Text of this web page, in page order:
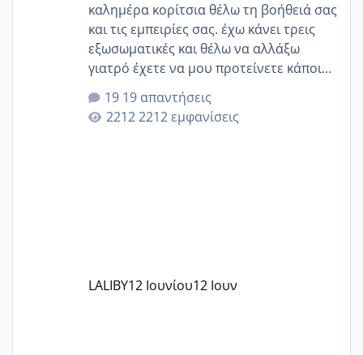
καλημέρα κορίτσια θέλω τη βοήθειά σας
και τις εμπειρίες σας. έχω κάνει τρεις
εξωσωματικές και θέλω να αλλάξω
γιατρό έχετε να μου προτείνετε κάποιον
που μείνατε ευχαριστημένες και είχατε
επιιτυχία? έκανα στο υγεία με τον
ζερβομανωλάκη (δεν το εψαξε καθόλου
19 απαντήσεις
2212 εμφανίσεις
LALIBY12 Ιουνίου12 Ιουν